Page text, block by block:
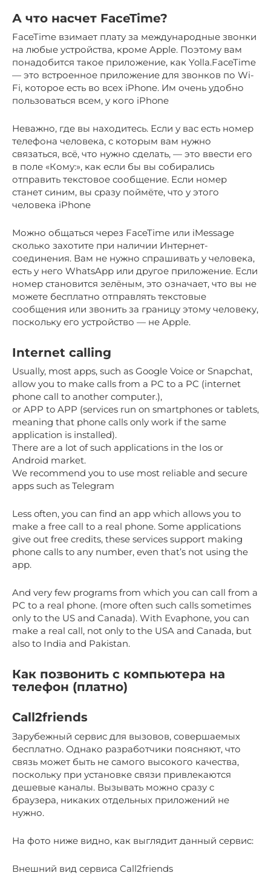
А что насчет FaceTime?
FaceTime взимает плату за международные звонки
на любые устройства, кроме Apple. Поэтому вам
понадобится такое приложение, как Yolla.FaceTime
— это встроенное приложение для звонков по Wi-
Fi, которое есть во всех iPhone. Им очень удобно
пользоваться всем, у кого iPhone
Неважно, где вы находитесь. Если у вас есть номер
телефона человека, с которым вам нужно
связаться, всё, что нужно сделать, — это ввести его
в поле «Кому:», как если бы вы собирались
отправить текстовое сообщение. Если номер
станет синим, вы сразу поймёте, что у этого
человека iPhone
Можно общаться через FaceTime или iMessage
сколько захотите при наличии Интернет-
соединения. Вам не нужно спрашивать у человека,
есть у него WhatsApp или другое приложение. Если
номер становится зелёным, это означает, что вы не
можете бесплатно отправлять текстовые
сообщения или звонить за границу этому человеку,
поскольку его устройство — не Apple.
Internet calling
Usually, most apps, such as Google Voice or Snapchat,
allow you to make calls from a PC to a PC (internet
phone call to another computer.),
or APP to APP (services run on smartphones or tablets,
meaning that phone calls only work if the same
application is installed).
There are a lot of such applications in the Ios or
Android market.
We recommend you to use most reliable and secure
apps such as Telegram
Less often, you can find an app which allows you to
make a free call to a real phone. Some applications
give out free credits, these services support making
phone calls to any number, even that’s not using the
app.
And very few programs from which you can call from a
PC to a real phone. (more often such calls sometimes
only to the US and Canada). With Evaphone, you can
make a real call, not only to the USA and Canada, but
also to India and Pakistan.
Как позвонить с компьютера на
телефон (платно)
Call2friends
Зарубежный сервис для вызовов, совершаемых
бесплатно. Однако разработчики поясняют, что
связь может быть не самого высокого качества,
поскольку при установке связи привлекаются
дешевые каналы. Вызывать можно сразу с
браузера, никаких отдельных приложений не
нужно.
На фото ниже видно, как выглядит данный сервис:
Внешний вид сервиса Call2friends